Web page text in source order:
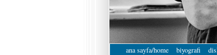
ana sayfa/home biyografi